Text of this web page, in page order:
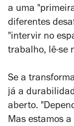
a uma "
diferentes
"intervir no
trabalho, lê-se
Se a
já a
aberto.
Mas estamos